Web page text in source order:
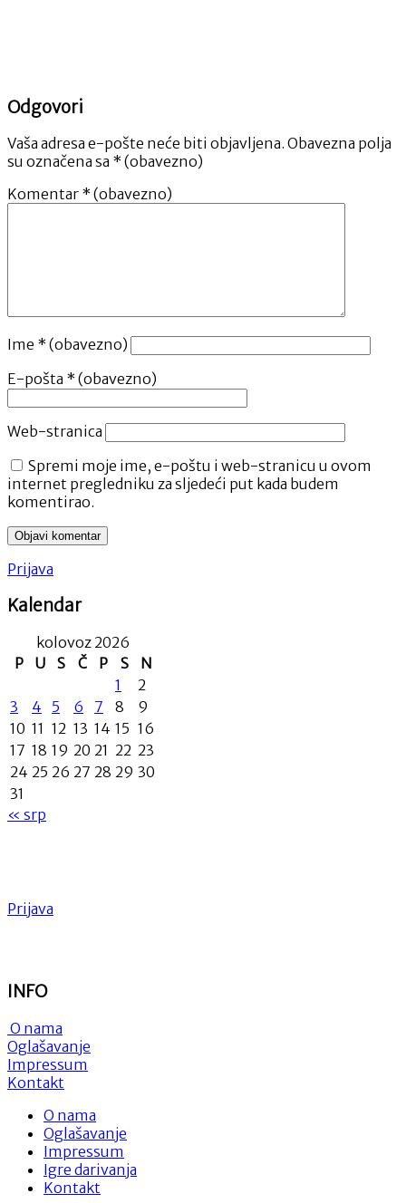
Odgovori
Vaša adresa e-pošte neće biti objavljena. Obavezna polja
su označena sa * (obavezno)
Komentar * (obavezno)
Ime * (obavezno)
E-pošta * (obavezno)
Web-stranica
Spremi moje ime, e-poštu i web-stranicu u ovom
internet pregledniku za sljedeći put kada budem
komentirao.
Prijava
Kalendar
kolovoz 2026
P
U S Č P S
N
1
2
3
4 5 6 7 8
9
10 11 12 13 14 15 16
17 18 19 20 21 22 23
24 25 26 27 28 29 30
31
« srp
Prijava
INFO
O nama
Oglašavanje
Impressum
Kontakt
O nama
Oglašavanje
Impressum
Igre darivanja
Kontakt